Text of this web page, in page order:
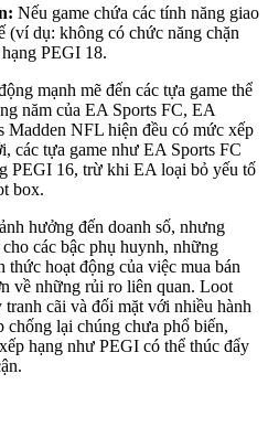
Nếu game chứa các tính năng giao
(ví dụ: không có chức năng chặn
PEGI 18.
mạnh mẽ đến các tựa game thể
năm của EA Sports FC, EA
Madden NFL hiện đều có mức xếp
các tựa game như EA Sports FC
PEGI 16, trừ khi EA loại bỏ yếu tố
box.
hưởng đến doanh số, nhưng
các bậc phụ huynh, những
hoạt động của việc mua bán
về những rủi ro liên quan. Loot
cãi và đối mặt với nhiều hành
lại chúng chưa phổ biến,
hạng như PEGI có thể thúc đẩy